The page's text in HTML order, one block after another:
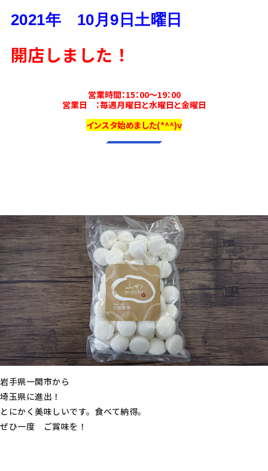
2021年 10月9日土曜日
開店しました！
営業時間：15：00～19：00
営業日 ：毎週月曜日と水曜日と金曜日
インスタ始めました(*^^)v
岩手県一関市から
埼玉県に進出！
とにかく美味しいです。食べて納得。
ぜひ一度 ご賞味を！